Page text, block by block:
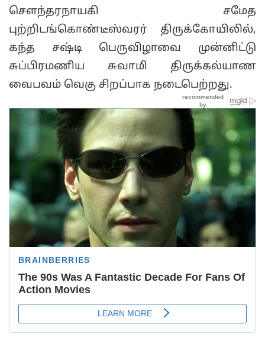
சௌந்தரநாயகி சமேத
புற்றிடங்கொண்டீஸ்வரர் திருக்கோயிலில்,
கந்த சஷ்டி பெருவிழாவை முன்னிட்டு
சுப்பிரமணிய சுவாமி திருக்கல்யாண
வைபவம் வெகு சிறப்பாக நடைபெற்றது.